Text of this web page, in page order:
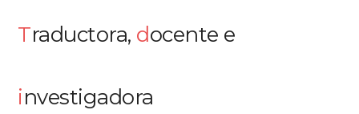
Traductora, docente e
investigadora